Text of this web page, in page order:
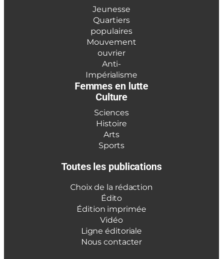
Jeunesse
Quartiers
populaires
Mouvement
ouvrier
Anti-
Impérialisme
Femmes en lutte
Culture
Sciences
Histoire
Arts
Sports
Toutes les publications
Choix de la rédaction
Édito
Édition imprimée
Vidéo
Ligne éditoriale
Nous contacter